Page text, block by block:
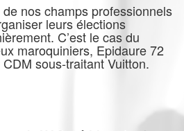
nos champs professionnels
leurs élections
C’est le cas du
maroquiniers, Epidaure 72
sous-traitant Vuitton.